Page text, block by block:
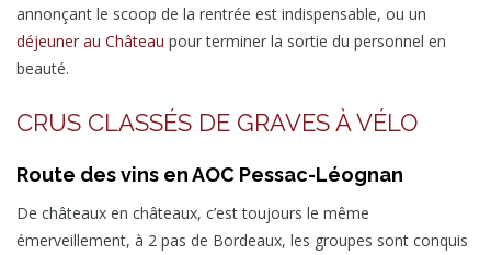
annonçant le scoop de la rentrée est indispensable, ou un
déjeuner au Château pour terminer la sortie du personnel en
beauté.
CRUS CLASSÉS DE GRAVES À VÉLO
Route des vins en AOC Pessac-Léognan
De châteaux en châteaux, c’est toujours le même
émerveillement, à 2 pas de Bordeaux, les groupes sont conquis